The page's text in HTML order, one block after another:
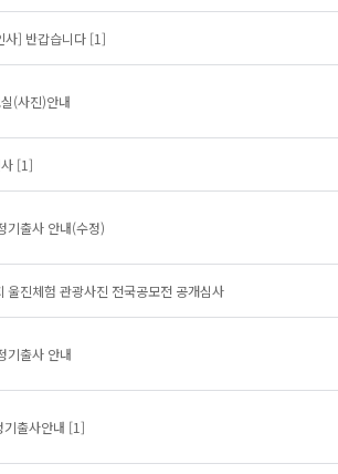
사] 반갑습니다 [1]
(사진)안내
[1]
기출사 안내(수정)
울진체험 관광사진 전국공모전 공개심사
기출사 안내
출사안내 [1]